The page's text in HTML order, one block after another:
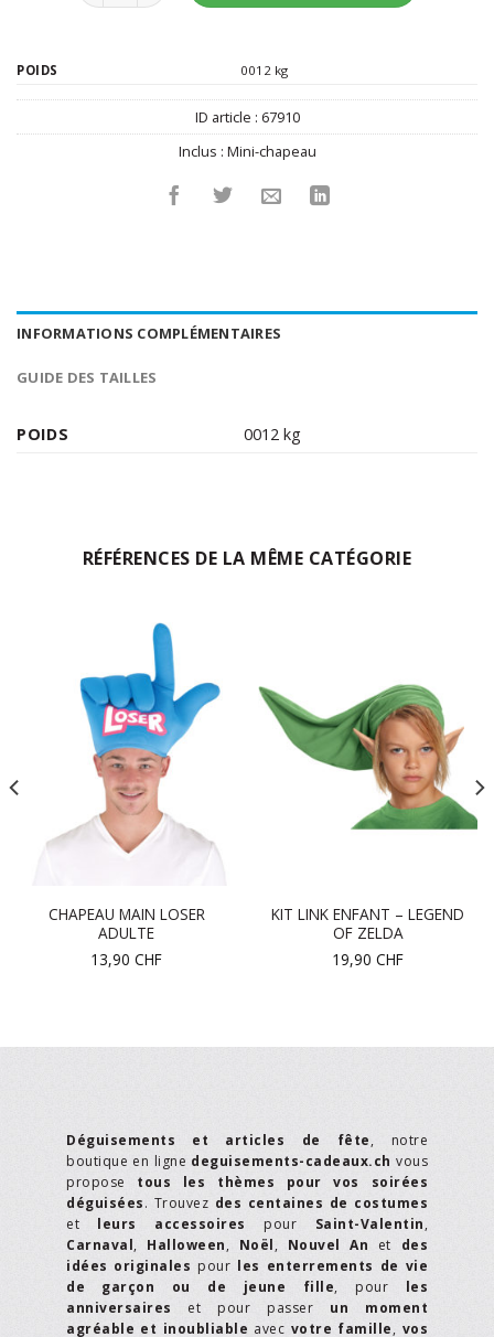
POIDS 0012 kg
ID article : 67910
Inclus : Mini-chapeau
INFORMATIONS COMPLÉMENTAIRES
GUIDE DES TAILLES
POIDS 0012 kg
RÉFÉRENCES DE LA MÊME CATÉGORIE
CHAPEAU MAIN LOSER
ADULTE
13,90 CHF
KIT LINK ENFANT – LEGEND
OF ZELDA
19,90 CHF
Déguisements et articles de fête, notre
boutique en ligne deguisements-cadeaux.ch vous
propose tous les thèmes pour vos soirées
déguisées. Trouvez des centaines de costumes
et leurs accessoires pour Saint-Valentin,
Carnaval, Halloween, Noël, Nouvel An et des
idées originales pour les enterrements de vie
de garçon ou de jeune fille, pour les
anniversaires et pour passer un moment
agréable et inoubliable avec votre famille, vos